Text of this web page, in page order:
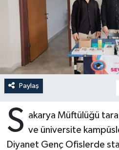
Paylaş
S akarya Müftülüğü
ve üniversite
Diyanet Genç Ofislerde
Ardahan Müftülüğü
Artvin Müftülüğü
Aydın Müftülüğü
Balıkesir Müftülüğü
Bartın Müftülüğü
Batman Müftülüğü
Kudüs
Kurban
Mukabele
Peygamberimizin
Ramazan
Sahabeler
Hutbeler
DİYANET AKADEMİ
DİYANET GENÇLİK
DİYANET RADYO/TV
DEPREM
Dünya